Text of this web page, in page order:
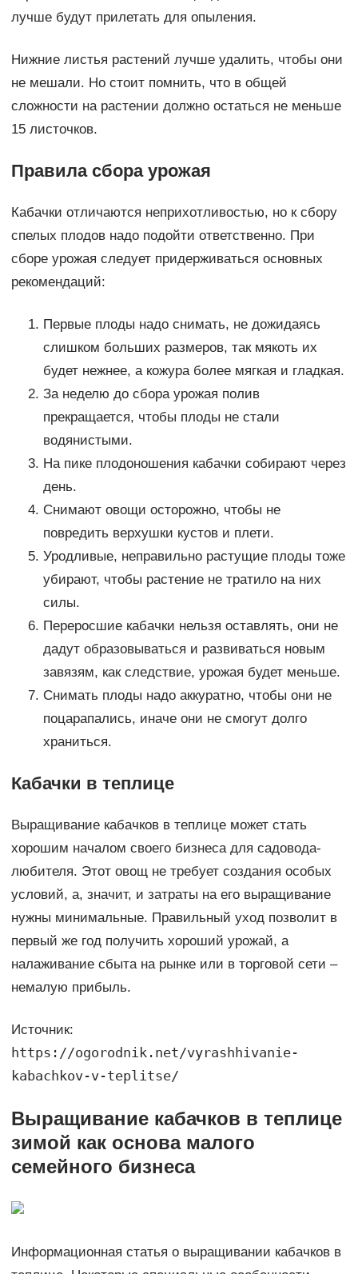
лучше будут прилетать для опыления.
Нижние листья растений лучше удалить, чтобы они
не мешали. Но стоит помнить, что в общей
сложности на растении должно остаться не меньше
15 листочков.
Правила сбора урожая
Кабачки отличаются неприхотливостью, но к сбору
спелых плодов надо подойти ответственно. При
сборе урожая следует придерживаться основных
рекомендаций:
Первые плоды надо снимать, не дожидаясь
слишком больших размеров, так мякоть их
будет нежнее, а кожура более мягкая и гладкая.
За неделю до сбора урожая полив
прекращается, чтобы плоды не стали
водянистыми.
На пике плодоношения кабачки собирают через
день.
Снимают овощи осторожно, чтобы не
повредить верхушки кустов и плети.
Уродливые, неправильно растущие плоды тоже
убирают, чтобы растение не тратило на них
силы.
Переросшие кабачки нельзя оставлять, они не
дадут образовываться и развиваться новым
завязям, как следствие, урожая будет меньше.
Снимать плоды надо аккуратно, чтобы они не
поцарапались, иначе они не смогут долго
храниться.
Кабачки в теплице
Выращивание кабачков в теплице может стать
хорошим началом своего бизнеса для садовода-
любителя. Этот овощ не требует создания особых
условий, а, значит, и затраты на его выращивание
нужны минимальные. Правильный уход позволит в
первый же год получить хороший урожай, а
налаживание сбыта на рынке или в торговой сети –
немалую прибыль.
Источник:
https://ogorodnik.net/vyrashhivanie-
kabachkov-v-teplitse/
Выращивание кабачков в теплице
зимой как основа малого
семейного бизнеса
Информационная статья о выращивании кабачков в